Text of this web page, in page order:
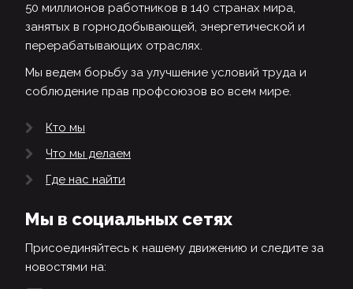
50 миллионов работников в 140 странах мира,
занятых в горнодобывающей, энергетической и
перерабатывающих отраслях.
Мы ведем борьбу за улучшение условий труда и
соблюдение прав профсоюзов во всем мире.
Кто мы
Что мы делаем
Где нас найти
Мы в социальных сетях
Присоединяйтесь к нашему движению и следите за
новостями на: